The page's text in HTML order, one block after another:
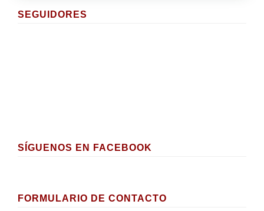
SEGUIDORES
SÍGUENOS EN FACEBOOK
FORMULARIO DE CONTACTO